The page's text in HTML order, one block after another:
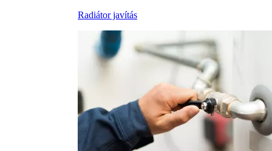
Radiátor javítás